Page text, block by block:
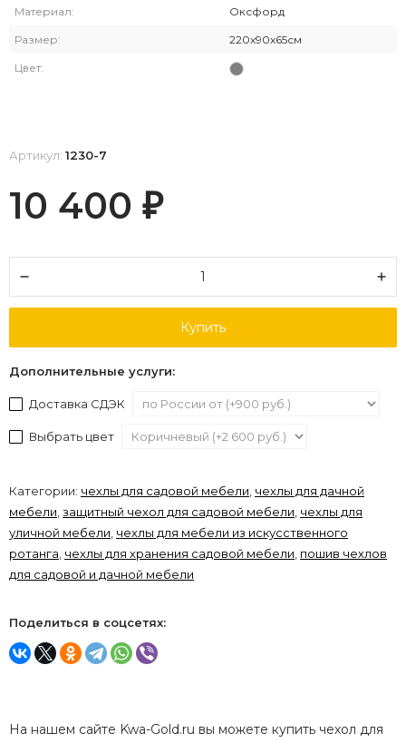
Материал: Оксфорд
Размер: 220x90x65см
Цвет:
Артикул: 1230-7
10 400 ₽
Купить
Дополнительные услуги:
Доставка СДЭК
Выбрать цвет
Категории: чехлы для садовой мебели, чехлы для дачной
мебели,защитный чехол для садовой мебели, чехлы для
уличной мебели, чехлы для мебели из искусственного
ротанга, чехлы для хранения садовой мебели, пошив чехлов
для садовой и дачной мебели
Поделиться в соцсетях:
На нашем сайте Kwa-Gold.ru вы можете купить чехол для